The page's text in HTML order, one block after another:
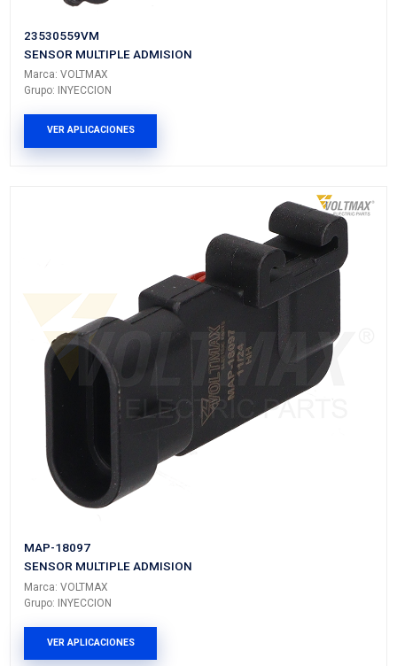
MAP-18098
SENSOR MULTIPLE ADMISION
Marca: VOLTMAX
Grupo: INYECCION